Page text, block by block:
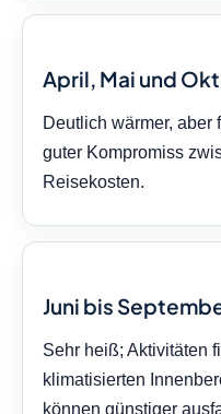
April, Mai und
Deutlich wärmer, aber
guter Kompromiss
Reisekosten.
Juni bis
Sehr heiß; Aktivitäten
klimatisierten
können günstiger